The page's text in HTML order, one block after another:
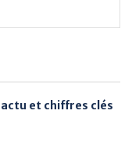
actu et chiffres clés